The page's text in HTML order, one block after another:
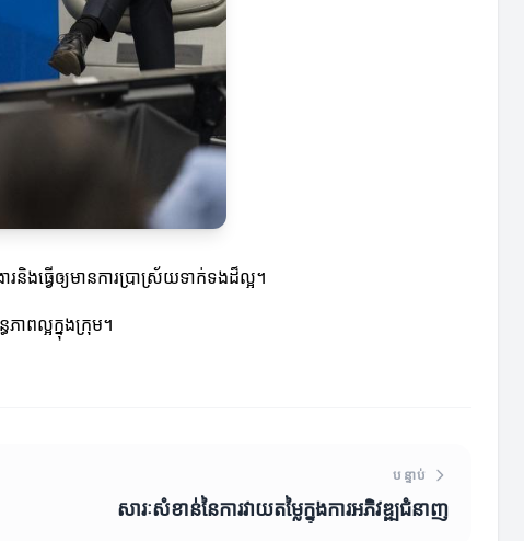
និងធ្វើឲ្យមានការប្រាស្រ័យទាក់ទងដ៏ល្អ។
ាពល្អក្នុងក្រុម។
បន្ទាប់
សារៈសំខាន់នៃការវាយតម្លៃក្នុងការអភិវឌ្ឍជំនាញ